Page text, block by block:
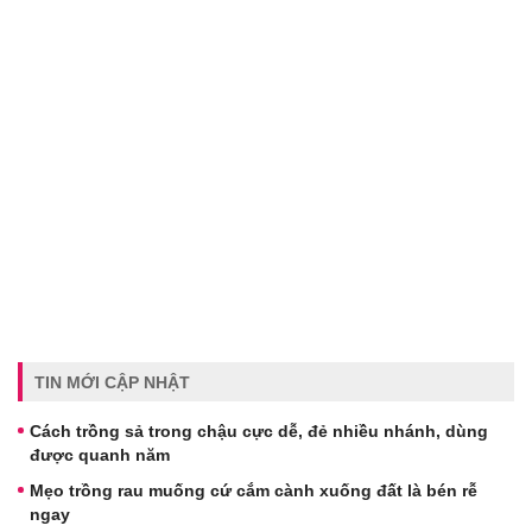
TIN MỚI CẬP NHẬT
Cách trồng sả trong chậu cực dễ, đẻ nhiều nhánh, dùng
được quanh năm
Mẹo trồng rau muống cứ cắm cành xuống đất là bén rễ
ngay